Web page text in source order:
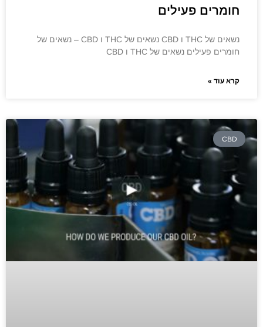
חומרים פעילים
נשאים של THC ו CBD נשאים של THC ו CBD – נשאים של
חומרים פעילים נשאים של THC ו CBD
קרא עוד »
CBD